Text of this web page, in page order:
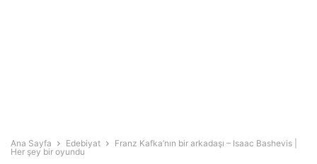
Ana Sayfa Edebiyat
Franz Kafka’nın bir arkadaşı – Isaac Bashevis |
Her şey bir oyundu